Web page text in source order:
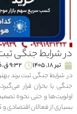
در شرایط جنگی ثبت
تیر 18, 1405
9:32 ق.ظ
در شرایط جنگی ثبت برند
جنگی یا بحران قرار
اولویت‌ها و حتی نحوه
بسیاری از فعالان اقتصادی